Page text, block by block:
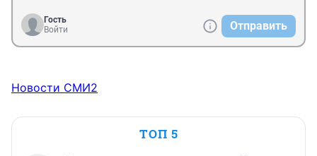
Гость
Войти
Отправить
Новости СМИ2
ТОП 5